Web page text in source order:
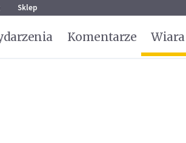
Sklep
Komentarze Wiara